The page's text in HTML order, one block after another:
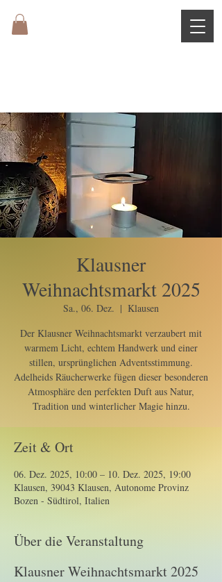
Klausner
Weihnachtsmarkt 2025
Sa., 06. Dez.
  |
Klausen
Der Klausner Weihnachtsmarkt verzaubert mit
warmem Licht, echtem Handwerk und einer
stillen, ursprünglichen Adventsstimmung.
Adelheids Räucherwerke fügen dieser besonderen
Atmosphäre den perfekten Duft aus Natur,
Tradition und winterlicher Magie hinzu.
Zeit & Ort
06. Dez. 2025, 10:00 – 10. Dez. 2025, 19:00
Klausen, 39043 Klausen, Autonome Provinz
Bozen - Südtirol, Italien
Über die Veranstaltung
Klausner Weihnachtsmarkt 2025